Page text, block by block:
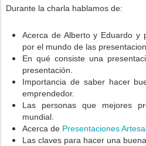
Durante la charla hablamos de:
Acerca de Alberto y Eduardo y
por el mundo de las
En qué consiste una
presentación.
Importancia de saber hacer
emprendedor.
Las personas que mejores
mundial.
Acerca de Presentaciones
Las claves para hacer una